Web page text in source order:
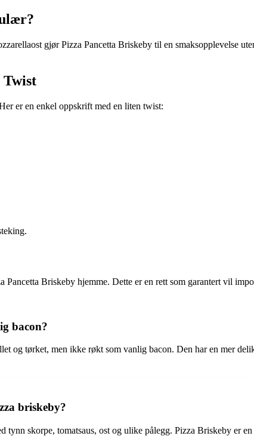
gjør Pizza Pancetta Briskeby til en smaksopplevelse
Twist
er en enkel oppskrift med en liten twist:
Briskeby hjemme. Dette er en rett som garantert vil
bacon?
og tørket, men ikke røkt som vanlig bacon. Den har en mer
briskeby?
tynn skorpe, tomatsaus, ost og ulike pålegg. Pizza Briskeby er